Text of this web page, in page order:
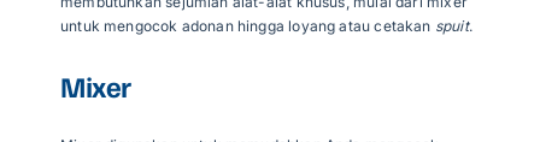
untuk mengocok adonan hingga loyang atau cetakan spuit.
Mixer